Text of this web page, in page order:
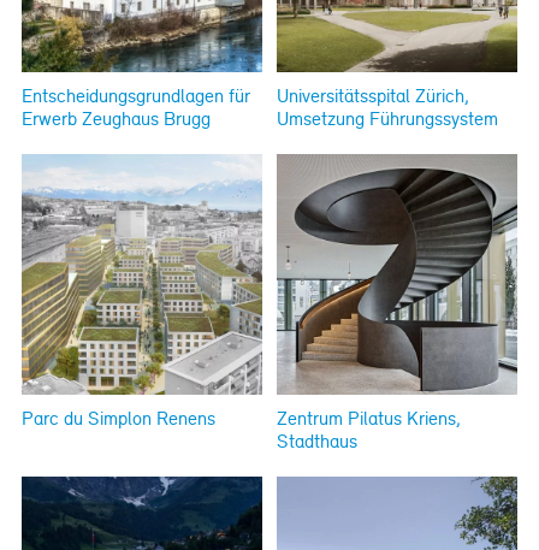
Entscheidungsgrundlagen für
Erwerb Zeughaus Brugg
Universitätsspital Zürich,
Umsetzung Führungssystem
Parc du Simplon Renens
Zentrum Pilatus Kriens,
Stadthaus